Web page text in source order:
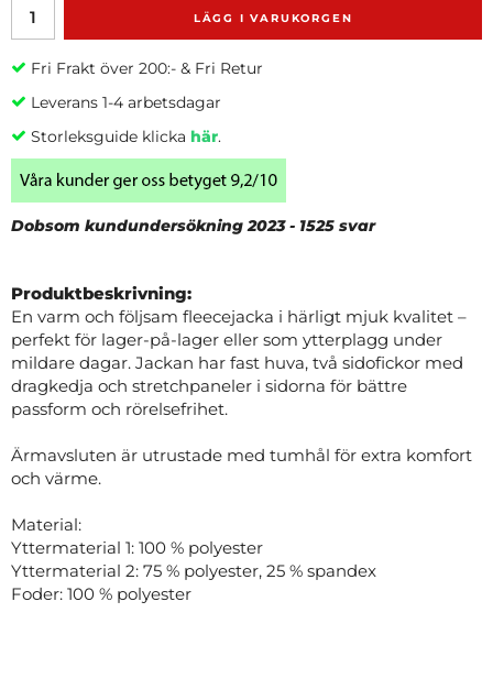
LÄGG I VARUKORGEN
Fri Frakt över 200:- & Fri Retur
Leverans 1-4 arbetsdagar
Storleksguide klicka här.
Dobsom kundundersökning 2023 - 1525 svar
Produktbeskrivning:
En varm och följsam fleecejacka i härligt mjuk kvalitet –
perfekt för lager-på-lager eller som ytterplagg under
mildare dagar. Jackan har fast huva, två sidofickor med
dragkedja och stretchpaneler i sidorna för bättre
passform och rörelsefrihet.
Ärmavsluten är utrustade med tumhål för extra komfort
och värme.
Material:
Yttermaterial 1: 100 % polyester
Yttermaterial 2: 75 % polyester, 25 % spandex
Foder: 100 % polyester